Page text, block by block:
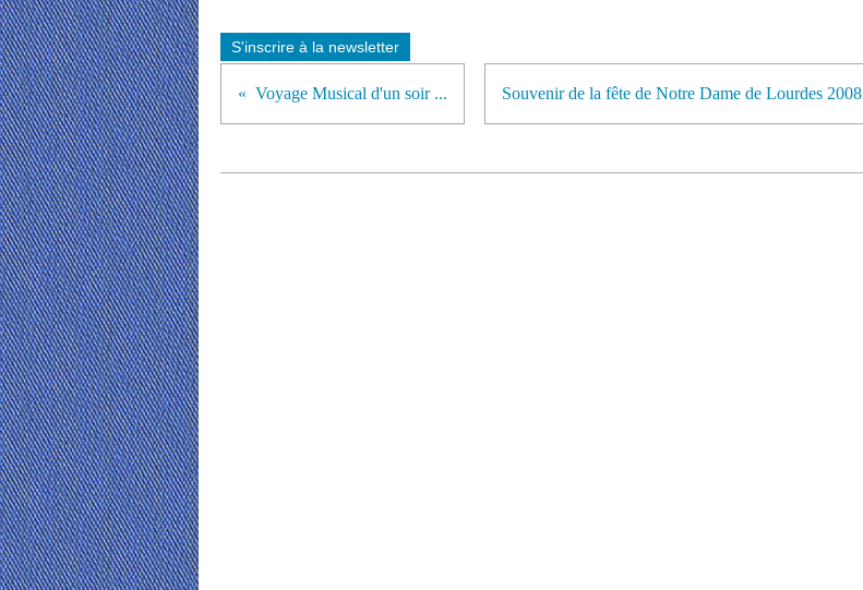
S'inscrire à la newsletter
Voyage Musical d'un soir ... Souvenir de la fête de Notre Dame de Lourdes 2008